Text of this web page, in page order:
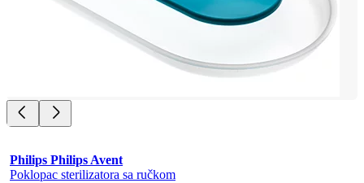
Philips Philips Avent
Poklopac sterilizatora sa ručkom